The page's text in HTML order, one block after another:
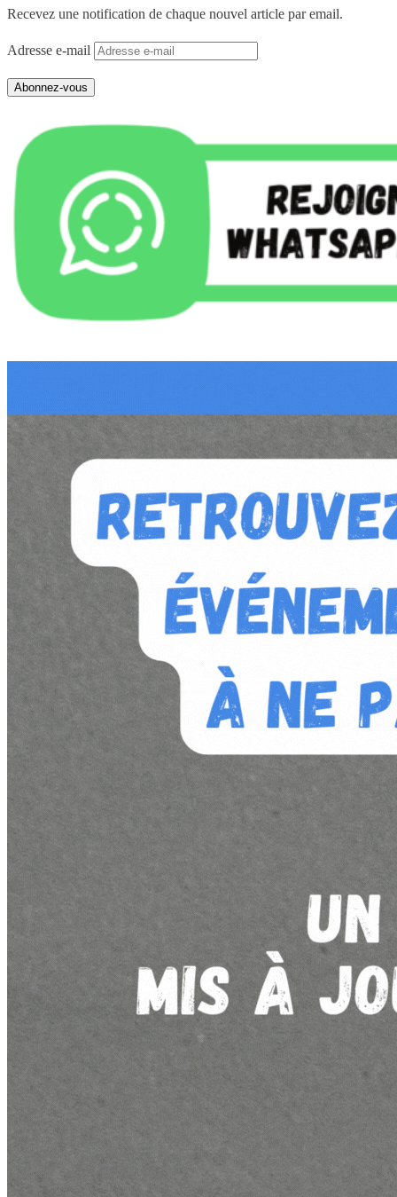
Recevez une notification de chaque nouvel article par email.
Adresse e-mail
Abonnez-vous